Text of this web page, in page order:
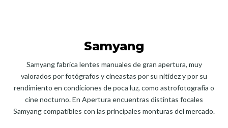
Samyang
Samyang fabrica lentes manuales de gran apertura, muy
valorados por fotógrafos y cineastas por su nitidez y por su
rendimiento en condiciones de poca luz, como astrofotografía o
cine nocturno. En Apertura encuentras distintas focales
Samyang compatibles con las principales monturas del mercado.